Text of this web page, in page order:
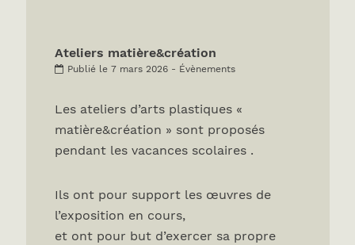
Ateliers matière&création
Publié le 7 mars 2026 - Évènements
Les ateliers d’arts plastiques «
matière&création » sont proposés
pendant les vacances scolaires .
Ils ont pour support les œuvres de
l’exposition en cours,
et ont pour but d’exercer sa propre